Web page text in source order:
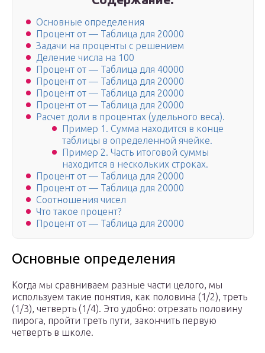
Основные определения
Процент от — Таблица для 20000
Задачи на проценты с решением
Деление числа на 100
Процент от — Таблица для 40000
Процент от — Таблица для 20000
Процент от — Таблица для 20000
Процент от — Таблица для 20000
Расчет доли в процентах (удельного веса).
Пример 1. Сумма находится в конце
таблицы в определенной ячейке.
Пример 2. Часть итоговой суммы
находится в нескольких строках.
Процент от — Таблица для 20000
Процент от — Таблица для 20000
Соотношения чисел
Что такое процент?
Процент от — Таблица для 20000
Основные определения
Когда мы сравниваем разные части целого, мы
используем такие понятия, как половина (1/2), треть
(1/3), четверть (1/4). Это удобно: отрезать половину
пирога, пройти треть пути, закончить первую
четверть в школе.